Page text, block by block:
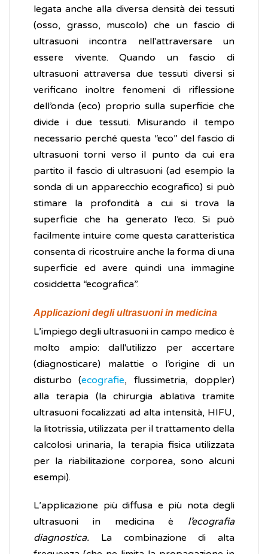
legata anche alla diversa densità dei tessuti
(osso, grasso, muscolo) che un fascio di
ultrasuoni incontra nell'attraversare un
essere vivente. Quando un fascio di
ultrasuoni attraversa due tessuti diversi si
verificano inoltre fenomeni di riflessione
dell’onda (eco) proprio sulla superficie che
divide i due tessuti. Misurando il tempo
necessario perché questa “eco” del fascio di
ultrasuoni torni verso il punto da cui era
partito il fascio di ultrasuoni (ad esempio la
sonda di un apparecchio ecografico) si può
stimare la profondità a cui si trova la
superficie che ha generato l’eco. Si può
facilmente intuire come questa caratteristica
consenta di ricostruire anche la forma di una
superficie ed avere quindi una immagine
cosiddetta “ecografica”.
Applicazioni degli ultrasuoni in medicina
L’impiego degli ultrasuoni in campo medico è
molto ampio: dall'utilizzo per accertare
(diagnosticare) malattie o l’origine di un
disturbo (ecografie, flussimetria, doppler)
alla terapia (la chirurgia ablativa tramite
ultrasuoni focalizzati ad alta intensità, HIFU,
la litotrissia, utilizzata per il trattamento della
calcolosi urinaria, la terapia fisica utilizzata
per la riabilitazione corporea, sono alcuni
esempi).
L’applicazione più diffusa e più nota degli
ultrasuoni in medicina è l’ecografia
diagnostica. La combinazione di alta